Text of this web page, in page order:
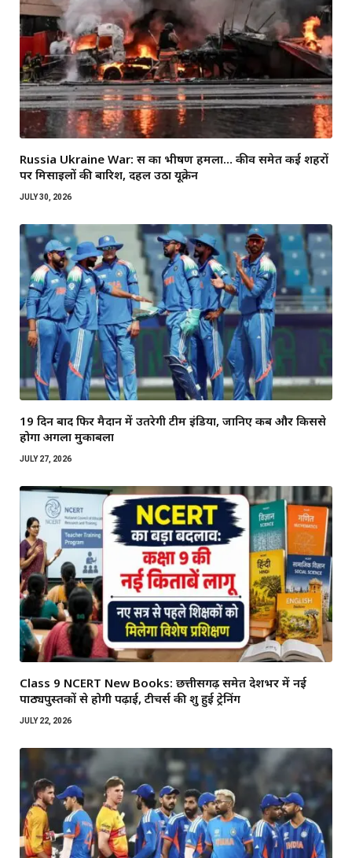
Russia Ukraine War: रूस का भीषण हमला… कीव समेत कई शहरों
पर मिसाइलों की बारिश, दहल उठा यूक्रेन
JULY 30, 2026
19 दिन बाद फिर मैदान में उतरेगी टीम इंडिया, जानिए कब और किससे
होगा अगला मुकाबला
JULY 27, 2026
Class 9 NCERT New Books: छत्तीसगढ़ समेत देशभर में नई
पाठ्यपुस्तकों से होगी पढ़ाई, टीचर्स की शुरू हुई ट्रेनिंग
JULY 22, 2026